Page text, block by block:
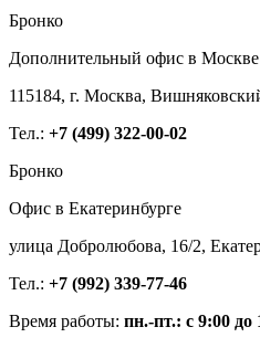
Бронко
Дополнительный офис в Москве
115184, г. Москва,
Тел.: +7 (499) 322-00-02
Бронко
Офис в Екатеринбурге
улица Добролюбова, 16/2,
Тел.: +7 (992) 339-77-46
Время работы: пн.-пт.: с 9:00 до